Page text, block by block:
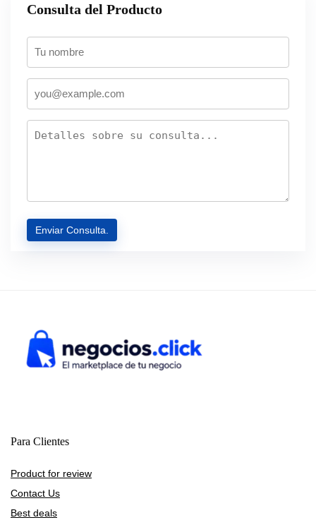
Consulta del Producto
Para Clientes
Product for review
Contact Us
Best deals